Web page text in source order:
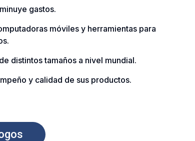
gastos.
móviles y herramientas para
distintos tamaños a nivel mundial.
y calidad de sus productos.